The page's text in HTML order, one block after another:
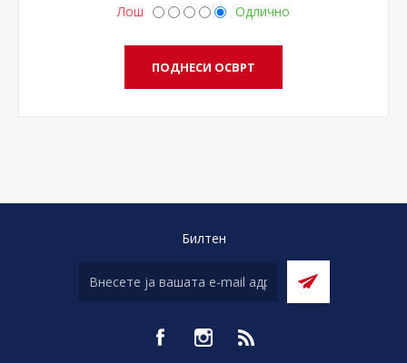
Лош Одлично
Билтен